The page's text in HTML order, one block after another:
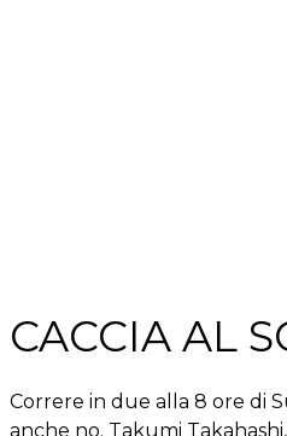
CACCIA AL
Correre in due alla 8 ore di
anche no. Takumi